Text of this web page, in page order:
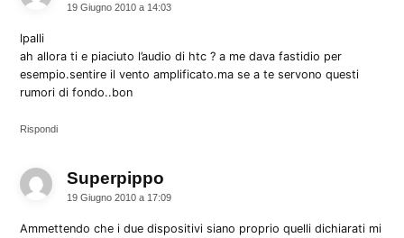
19 Giugno 2010 a 14:03
lpalli
ah allora ti e piaciuto l’audio di htc ? a me dava fastidio per
esempio.sentire il vento amplificato.ma se a te servono questi
rumori di fondo..bon
Rispondi
Superpippo
19 Giugno 2010 a 17:09
Ammettendo che i due dispositivi siano proprio quelli dichiarati mi